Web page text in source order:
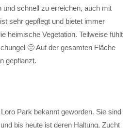
schnell zu erreichen, auch mit
sehr gepflegt und bietet immer
heimische Vegetation. Teilweise fühlt
🙂 Auf der gesamten Fläche
gepflanzt.
Park bekannt geworden. Sie sind
bis heute ist deren Haltung, Zucht